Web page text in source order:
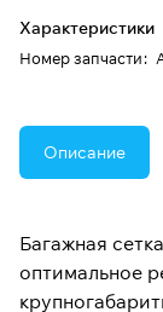
Характеристики
Номер запчасти:
Описание
Багажная
оптимальное